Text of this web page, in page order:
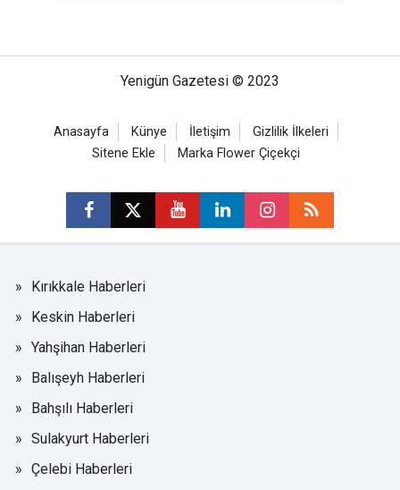
Yenigün Gazetesi © 2023
Anasayfa Künye İletişim
Gizlilik İlkeleri
Sitene Ekle
Marka Flower Çiçekçi
Kırıkkale Haberleri
Keskin Haberleri
Yahşihan Haberleri
Balışeyh Haberleri
Bahşılı Haberleri
Sulakyurt Haberleri
Çelebi Haberleri